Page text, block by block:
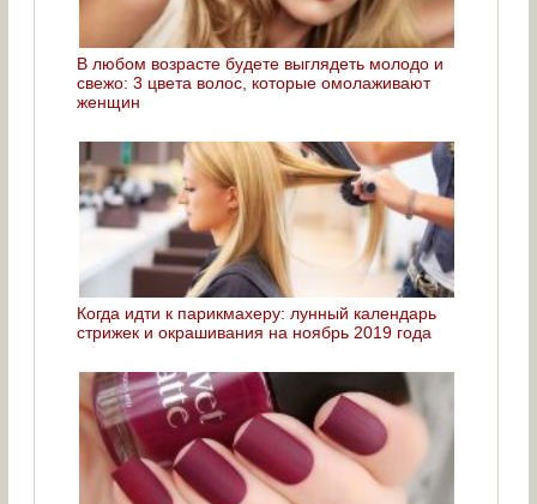
В любом возрасте будете выглядеть молодо и
свежо: 3 цвета волос, которые омолаживают
женщин
Когда идти к парикмахеру: лунный календарь
стрижек и окрашивания на ноябрь 2019 года